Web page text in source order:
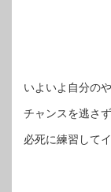
いよいよ自分の
チャンスを逃さ
必死に練習して